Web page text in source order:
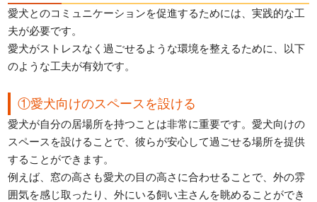
愛犬とのコミュニケーションを促進するためには、実践的な工
夫が必要です。
愛犬がストレスなく過ごせるような環境を整えるために、以下
のような工夫が有効です。
①愛犬向けのスペースを設ける
愛犬が自分の居場所を持つことは非常に重要です。愛犬向けの
スペースを設けることで、彼らが安心して過ごせる場所を提供
することができます。
例えば、窓の高さも愛犬の目の高さに合わせることで、外の雰
囲気を感じ取ったり、外にいる飼い主さんを眺めることができ